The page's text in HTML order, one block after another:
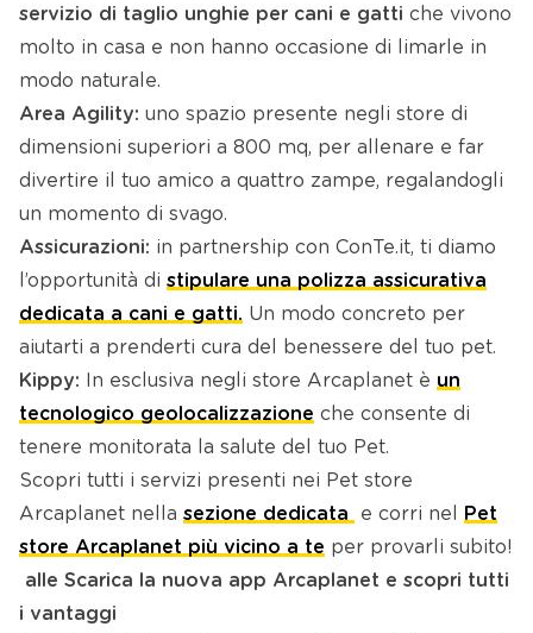
servizio di taglio unghie per cani e gatti che vivono
molto in casa e non hanno occasione di limarle in
modo naturale.
Area Agility: uno spazio presente negli store di
dimensioni superiori a 800 mq, per allenare e far
divertire il tuo amico a quattro zampe, regalandogli
un momento di svago.
Assicurazioni: in partnership con ConTe.it, ti diamo
l’opportunità di stipulare una polizza assicurativa
dedicata a cani e gatti. Un modo concreto per
aiutarti a prenderti cura del benessere del tuo pet.
Kippy: In esclusiva negli store Arcaplanet è un
tecnologico geolocalizzazione che consente di
tenere monitorata la salute del tuo Pet.
Scopri tutti i servizi presenti nei Pet store
Arcaplanet nella sezione dedicata e corri nel
Pet
store Arcaplanet più vicino a te per provarli subito!
alle Scarica la nuova app Arcaplanet e scopri tutti
i vantaggi